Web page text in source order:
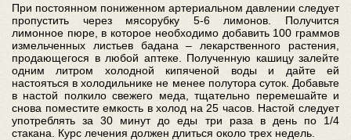
При постоянном пониженном артериальном давлении следует
пропустить через мясорубку 5-6 лимонов. Получится
лимонное пюре, в которое необходимо добавить 100 граммов
измельченных листьев бадана – лекарственного растения,
продающегося в любой аптеке. Полученную кашицу залейте
одним литром холодной кипяченой воды и дайте ей
настояться в холодильнике не менее полутора суток. Добавьте
в настой полкило свежего меда, тщательно перемешайте и
снова поместите емкость в холод на 25 часов. Настой следует
употреблять за 30 минут до еды три раза в день по 1/4
стакана. Курс лечения должен длиться около трех недель.